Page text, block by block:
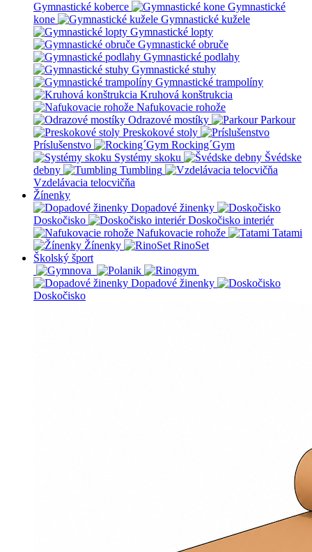
Gymnastické koberce
Gymnastické
kone
Gymnastické kužele
Gymnastické lopty
Gymnastické obruče
Gymnastické podlahy
Gymnastické stuhy
Gymnastické trampolíny
Kruhová konštrukcia
Nafukovacie rohože
Odrazové mostíky
Parkour
Preskokové stoly
Príslušenstvo
Rocking´Gym
Systémy skoku
Švédske
debny
Tumbling
Vzdelávacia telocvičňa
Žínenky
Dopadové žinenky
Doskočisko
Doskočisko interiér
Nafukovacie rohože
Tatami
Žínenky
RinoSet
Školský šport
Dopadové žinenky
Doskočisko